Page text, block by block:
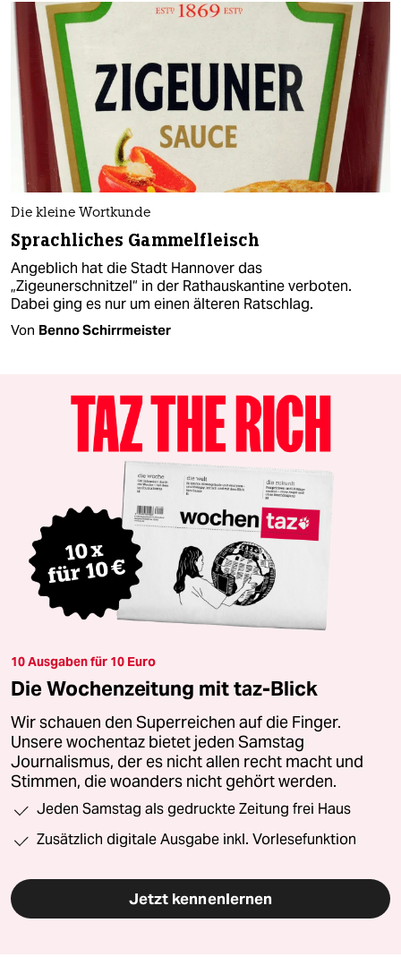
Die kleine Wortkunde
Sprachliches Gammelfleisch
Angeblich hat die Stadt Hannover das
„Zigeunerschnitzel“ in der Rathauskantine verboten.
Dabei ging es nur um einen älteren Ratschlag.
Von Benno Schirrmeister
10 Ausgaben für 10 Euro
Die Wochenzeitung mit taz-Blick
Wir schauen den Superreichen auf die Finger.
Unsere wochentaz bietet jeden Samstag
Journalismus, der es nicht allen recht macht und
Stimmen, die woanders nicht gehört werden.
Jeden Samstag als gedruckte Zeitung frei Haus
Zusätzlich digitale Ausgabe inkl. Vorlesefunktion
Jetzt kennenlernen